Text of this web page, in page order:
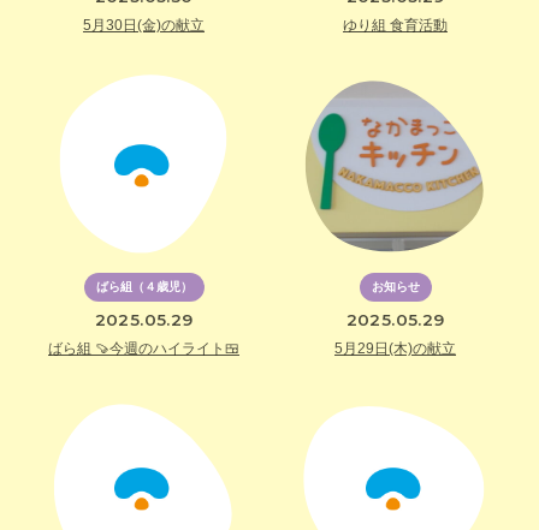
5月30日(金)の献立 ゆり組 食育活動
ばら組（４歳児）
2025.05.29
ばら組 🍠今週のハイライト🍱
お知らせ
2025.05.29
5月29日(木)の献立